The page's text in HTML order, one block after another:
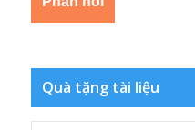
Quà tặng tài liệu